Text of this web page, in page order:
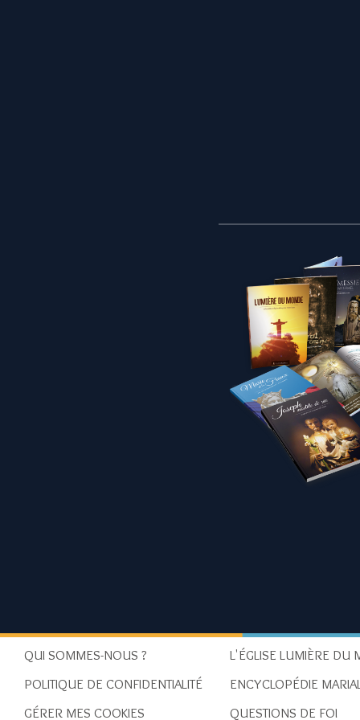
QUI SOMMES-NOUS ?
POLITIQUE DE CONFIDENTIALITÉ
GÉRER MES COOKIES
L'ÉGLISE LUMIÈRE DU
ENCYCLOPÉDIE
QUESTIONS DE FOI